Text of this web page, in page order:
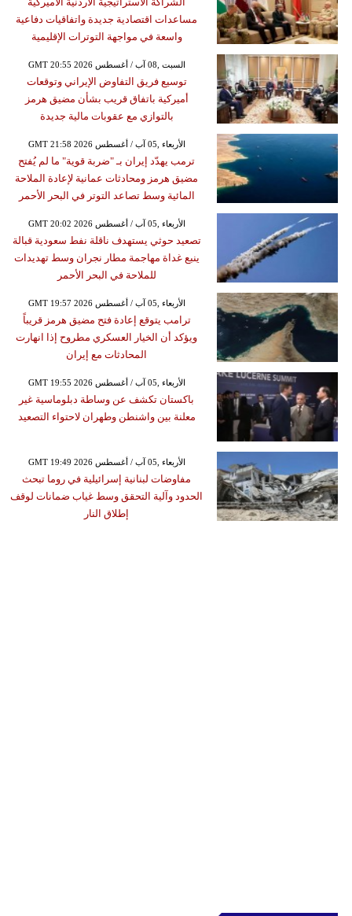
مساعدات اقتصادية جديدة واتفاقيات دفاعية
واسعة في مواجهة التوترات الإقليمية
GMT 20:55 2026 السبت ,08 آب / أغسطس
توسيع فريق التفاوض الإيراني وتوقعات
أميركية باتفاق قريب بشأن مضيق هرمز
بالتوازي مع عقوبات مالية جديدة
GMT 21:58 2026 الأربعاء ,05 آب / أغسطس
ترمب يهدّد إيران بـ "ضربة قوية" ما لم يُفتح
مضيق هرمز ومحادثات عمانية لإعادة الملاحة
المائية وسط تصاعد التوتر في البحر الأحمر
GMT 20:02 2026 الأربعاء ,05 آب / أغسطس
تصعيد حوثي يستهدف ناقلة نفط سعودية قبالة
ينبع غداة مهاجمة مطار نجران وسط تهديدات
للملاحة في البحر الأحمر
GMT 19:57 2026 الأربعاء ,05 آب / أغسطس
ترامب يتوقع إعادة فتح مضيق هرمز قريباً
ويؤكد أن الخيار العسكري مطروح إذا انهارت
المحادثات مع إيران
GMT 19:55 2026 الأربعاء ,05 آب / أغسطس
باكستان تكشف عن وساطة دبلوماسية غير
معلنة بين واشنطن وطهران لاحتواء التصعيد
GMT 19:49 2026 الأربعاء ,05 آب / أغسطس
مفاوضات لبنانية إسرائيلية في روما تبحث
الحدود وآلية التحقق وسط غياب ضمانات لوقف
إطلاق النار